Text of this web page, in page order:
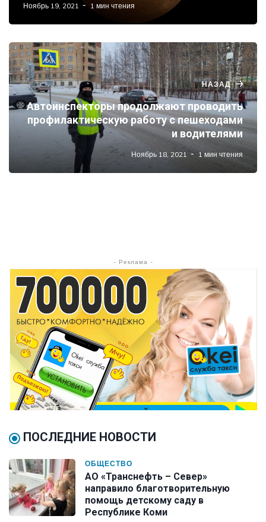
Ноябрь 19, 2021 1 мин чтения
НАЗАД
Автоинспекторы продолжают проводить
профилактическую работу с пешеходами
и водителями
Ноябрь 18, 2021 1 мин чтения
- Реклама -
ПОСЛЕДНИЕ НОВОСТИ
ОБЩЕСТВО
АО «Транснефть – Север»
направило благотворительную
помощь детскому саду в
Республике Коми